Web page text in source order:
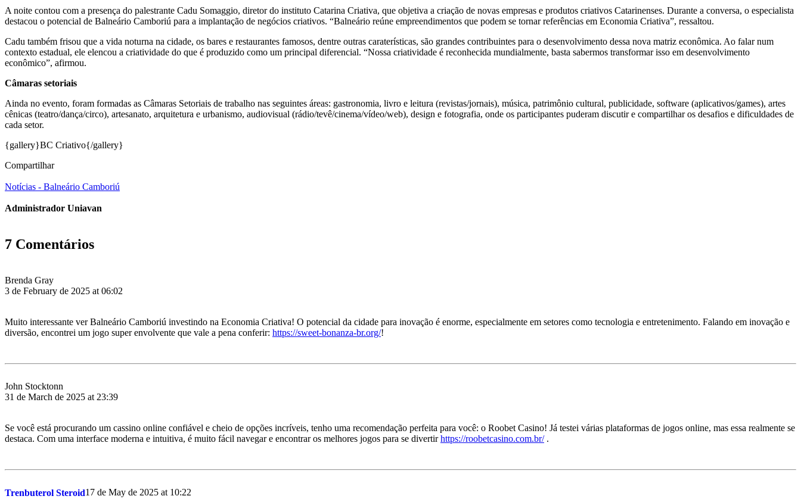
A noite contou com a presença do palestrante Cadu Somaggio, diretor do instituto Catarina Criativa, que objetiva a criação de novas empresas e produtos criativos Catarinenses. Durante a conversa, o especialista
destacou o potencial de Balneário Camboriú para a implantação de negócios criativos. “Balneário reúne empreendimentos que podem se tornar referências em Economia Criativa”, ressaltou.
Cadu também frisou que a vida noturna na cidade, os bares e restaurantes famosos, dentre outras caraterísticas, são grandes contribuintes para o desenvolvimento dessa nova matriz econômica. Ao falar num
contexto estadual, ele elencou a criatividade do que é produzido como um principal diferencial. “Nossa criatividade é reconhecida mundialmente, basta sabermos transformar isso em desenvolvimento
econômico”, afirmou.
Câmaras setoriais
Ainda no evento, foram formadas as Câmaras Setoriais de trabalho nas seguintes áreas: gastronomia, livro e leitura (revistas/jornais), música, patrimônio cultural, publicidade, software (aplicativos/games), artes
cênicas (teatro/dança/circo), artesanato, arquitetura e urbanismo, audiovisual (rádio/tevê/cinema/vídeo/web), design e fotografia, onde os participantes puderam discutir e compartilhar os desafios e dificuldades de
cada setor.
{gallery}BC Criativo{/gallery}
Compartilhar
Notícias - Balneário Camboriú
Administrador Uniavan
7 Comentários
Brenda Gray
3 de February de 2025 at 06:02
Muito interessante ver Balneário Camboriú investindo na Economia Criativa! O potencial da cidade para inovação é enorme, especialmente em setores como tecnologia e entretenimento. Falando em inovação e
diversão, encontrei um jogo super envolvente que vale a pena conferir: https://sweet-bonanza-br.org/!
John Stocktonn
31 de March de 2025 at 23:39
Se você está procurando um cassino online confiável e cheio de opções incríveis, tenho uma recomendação perfeita para você: o Roobet Casino! Já testei várias plataformas de jogos online, mas essa realmente se
destaca. Com uma interface moderna e intuitiva, é muito fácil navegar e encontrar os melhores jogos para se divertirhttps://roobetcasino.com.br/.
Trenbuterol Steroid17 de May de 2025 at 10:22